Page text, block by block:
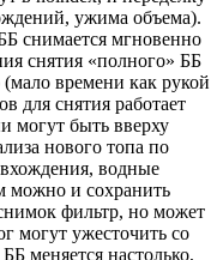
ужима объема).
снимается мгновенно
снятия «полного» ББ
времени как рукой
для снятия работает
могут быть вверху
нового топа по
водные
можно и сохранить
фильтр, но может
могут ужесточить со
меняется настолько,